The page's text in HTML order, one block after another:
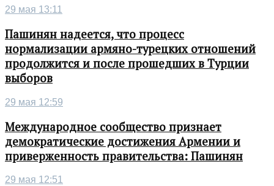
29 мая 13:11
Пашинян надеется, что процесс
нормализации армяно-турецких отношений
продолжится и после прошедших в Турции
выборов
29 мая 12:59
Международное сообщество признает
демократические достижения Армении и
приверженность правительства: Пашинян
29 мая 12:51